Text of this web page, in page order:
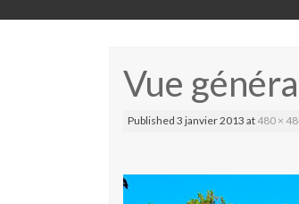
Vue
Published 3 janvier 2013 at 480 ×